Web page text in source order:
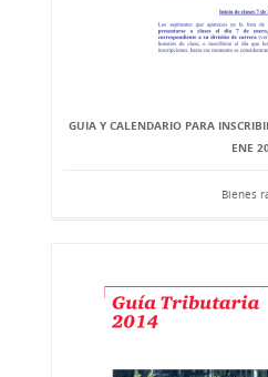
GUIA Y CALENDARIO PARA
ENE
Bienes